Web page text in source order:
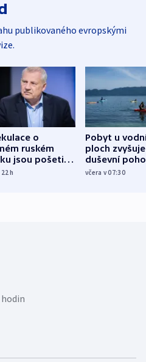
publikovaného evropskými
o
ruském
jsou pošetilé,
estonský
22h
Pobyt u
ploch zvyšuje
duševní
ukázala
včera v 07:30